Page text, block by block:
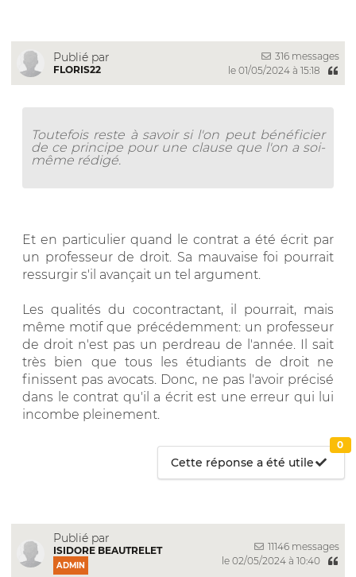
Publié par
FLORIS22
316 messages
le 01/05/2024 à 15:18
Toutefois reste à savoir si l'on peut bénéficier
de ce principe pour une clause que l'on a soi-
même rédigé.
Et en particulier quand le contrat a été écrit par
un professeur de droit. Sa mauvaise foi pourrait
ressurgir s'il avançait un tel argument.
Les qualités du cocontractant, il pourrait, mais
même motif que précédemment: un professeur
de droit n'est pas un perdreau de l'année. Il sait
très bien que tous les étudiants de droit ne
finissent pas avocats. Donc, ne pas l'avoir précisé
dans le contrat qu'il a écrit est une erreur qui lui
incombe pleinement.
Cette réponse a été utile
0
Publié par
ISIDORE BEAUTRELET
ADMIN
11146 messages
le 02/05/2024 à 10:40